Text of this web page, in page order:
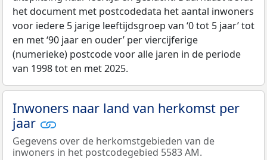
het document met postcodedata het aantal inwoners
voor iedere 5 jarige leeftijdsgroep van ‘0 tot 5 jaar’ tot
en met ‘90 jaar en ouder’ per viercijferige
(numerieke) postcode voor alle jaren in de periode
van 1998 tot en met 2025.
Inwoners naar land van herkomst per
jaar
Gegevens over de herkomstgebieden van de
inwoners in het postcodegebied 5583 AM.